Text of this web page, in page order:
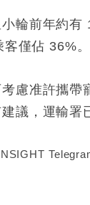
輪前年約
僅佔 36%
慮准許攜
議，運輸署